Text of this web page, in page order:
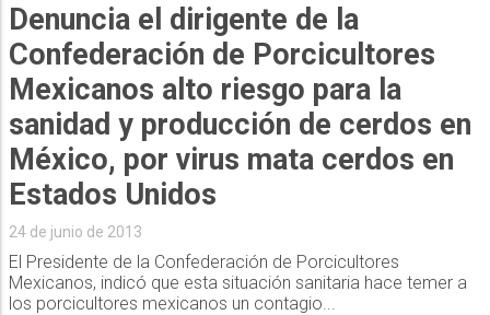
Denuncia el dirigente de la
Confederación de Porcicultores
Mexicanos alto riesgo para la
sanidad y producción de cerdos en
México, por virus mata cerdos en
Estados Unidos
24 de junio de 2013
El Presidente de la Confederación de Porcicultores
Mexicanos, indicó que esta situación sanitaria hace temer a
los porcicultores mexicanos un contagio...